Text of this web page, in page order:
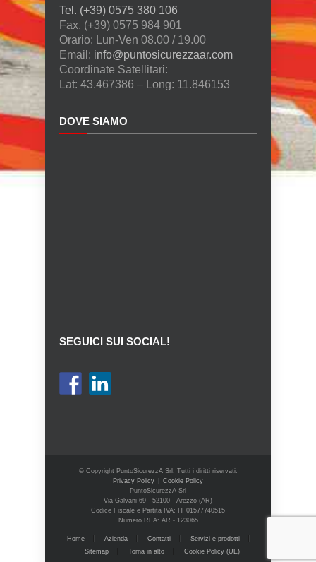
Tel. (+39) 0575 380 106
Fax. (+39) 0575 984 901
Orario: Lun-Ven 08.00 / 19.00
Email: info@puntosicurezzaar.com
Coordinate Satellitari:
Lat: 43.467386 – Long: 11.846153
DOVE SIAMO
SEGUICI SUI SOCIAL!
© Copyright PuntoSicurezzA Srl. Tutti i diritti riservati.
Privacy Policy
Cookie Policy
PuntoSicurezzA Srl
Via Galvani 69 - 52100 - Arezzo (AR)
Codice Fiscale e Partita IVA: IT 01577740515
Numero REA: AR - 123065
Home Azienda Contatti
Servizi e prodotti
Sitemap
Torna in alto Cookie Policy (UE)